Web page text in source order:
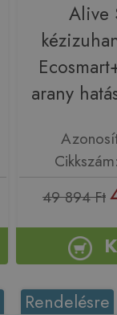
Alive
arany
49 894 Ft
Rendelésre